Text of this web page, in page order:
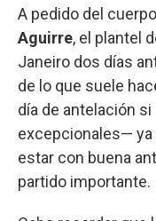
A pedido del
Aguirre, el plantel
Janeiro dos días
de lo que suele
día de antelación
excepcionales— ya
estar con buena
partido importante.